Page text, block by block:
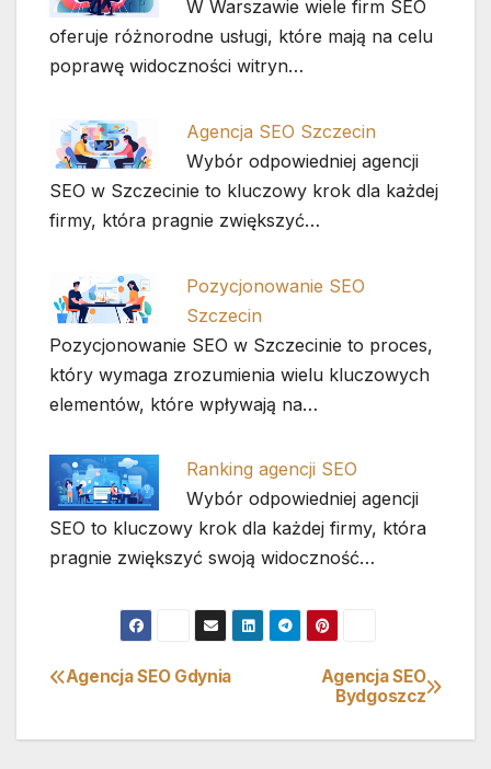
W Warszawie wiele firm SEO
oferuje różnorodne usługi, które mają na celu
poprawę widoczności witryn…
Agencja SEO Szczecin
Wybór odpowiedniej agencji
SEO w Szczecinie to kluczowy krok dla każdej
firmy, która pragnie zwiększyć…
Pozycjonowanie SEO
Szczecin
Pozycjonowanie SEO w Szczecinie to proces,
który wymaga zrozumienia wielu kluczowych
elementów, które wpływają na…
Ranking agencji SEO
Wybór odpowiedniej agencji
SEO to kluczowy krok dla każdej firmy, która
pragnie zwiększyć swoją widoczność…
Nawigacja
wpisu
Agencja SEO
Bydgoszcz
Agencja SEO Gdynia